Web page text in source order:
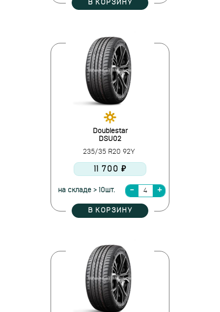
В КОРЗИНУ
Doublestar
DSU02
235/35 R20 92Y
11 700 ₽
на складе > 10шт.
В КОРЗИНУ